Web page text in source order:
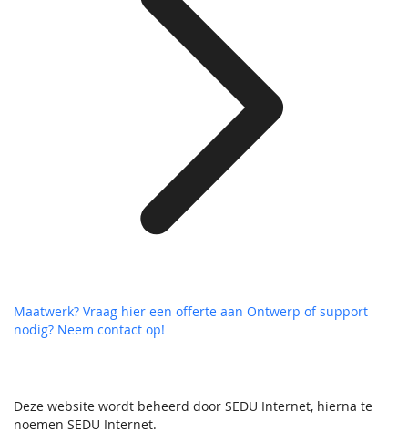
Deze website wordt beheerd door SEDU Internet, hierna te
noemen SEDU Internet.
Maatwerk? Vraag hier een offerte aan Ontwerp of support
nodig? Neem contact op!